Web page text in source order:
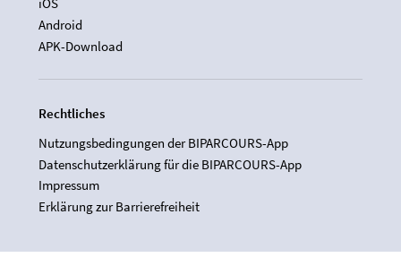
iOS
Android
APK-Download
Rechtliches
Nutzungsbedingungen der BIPARCOURS-App
Datenschutzerklärung für die BIPARCOURS-App
Impressum
Erklärung zur Barrierefreiheit